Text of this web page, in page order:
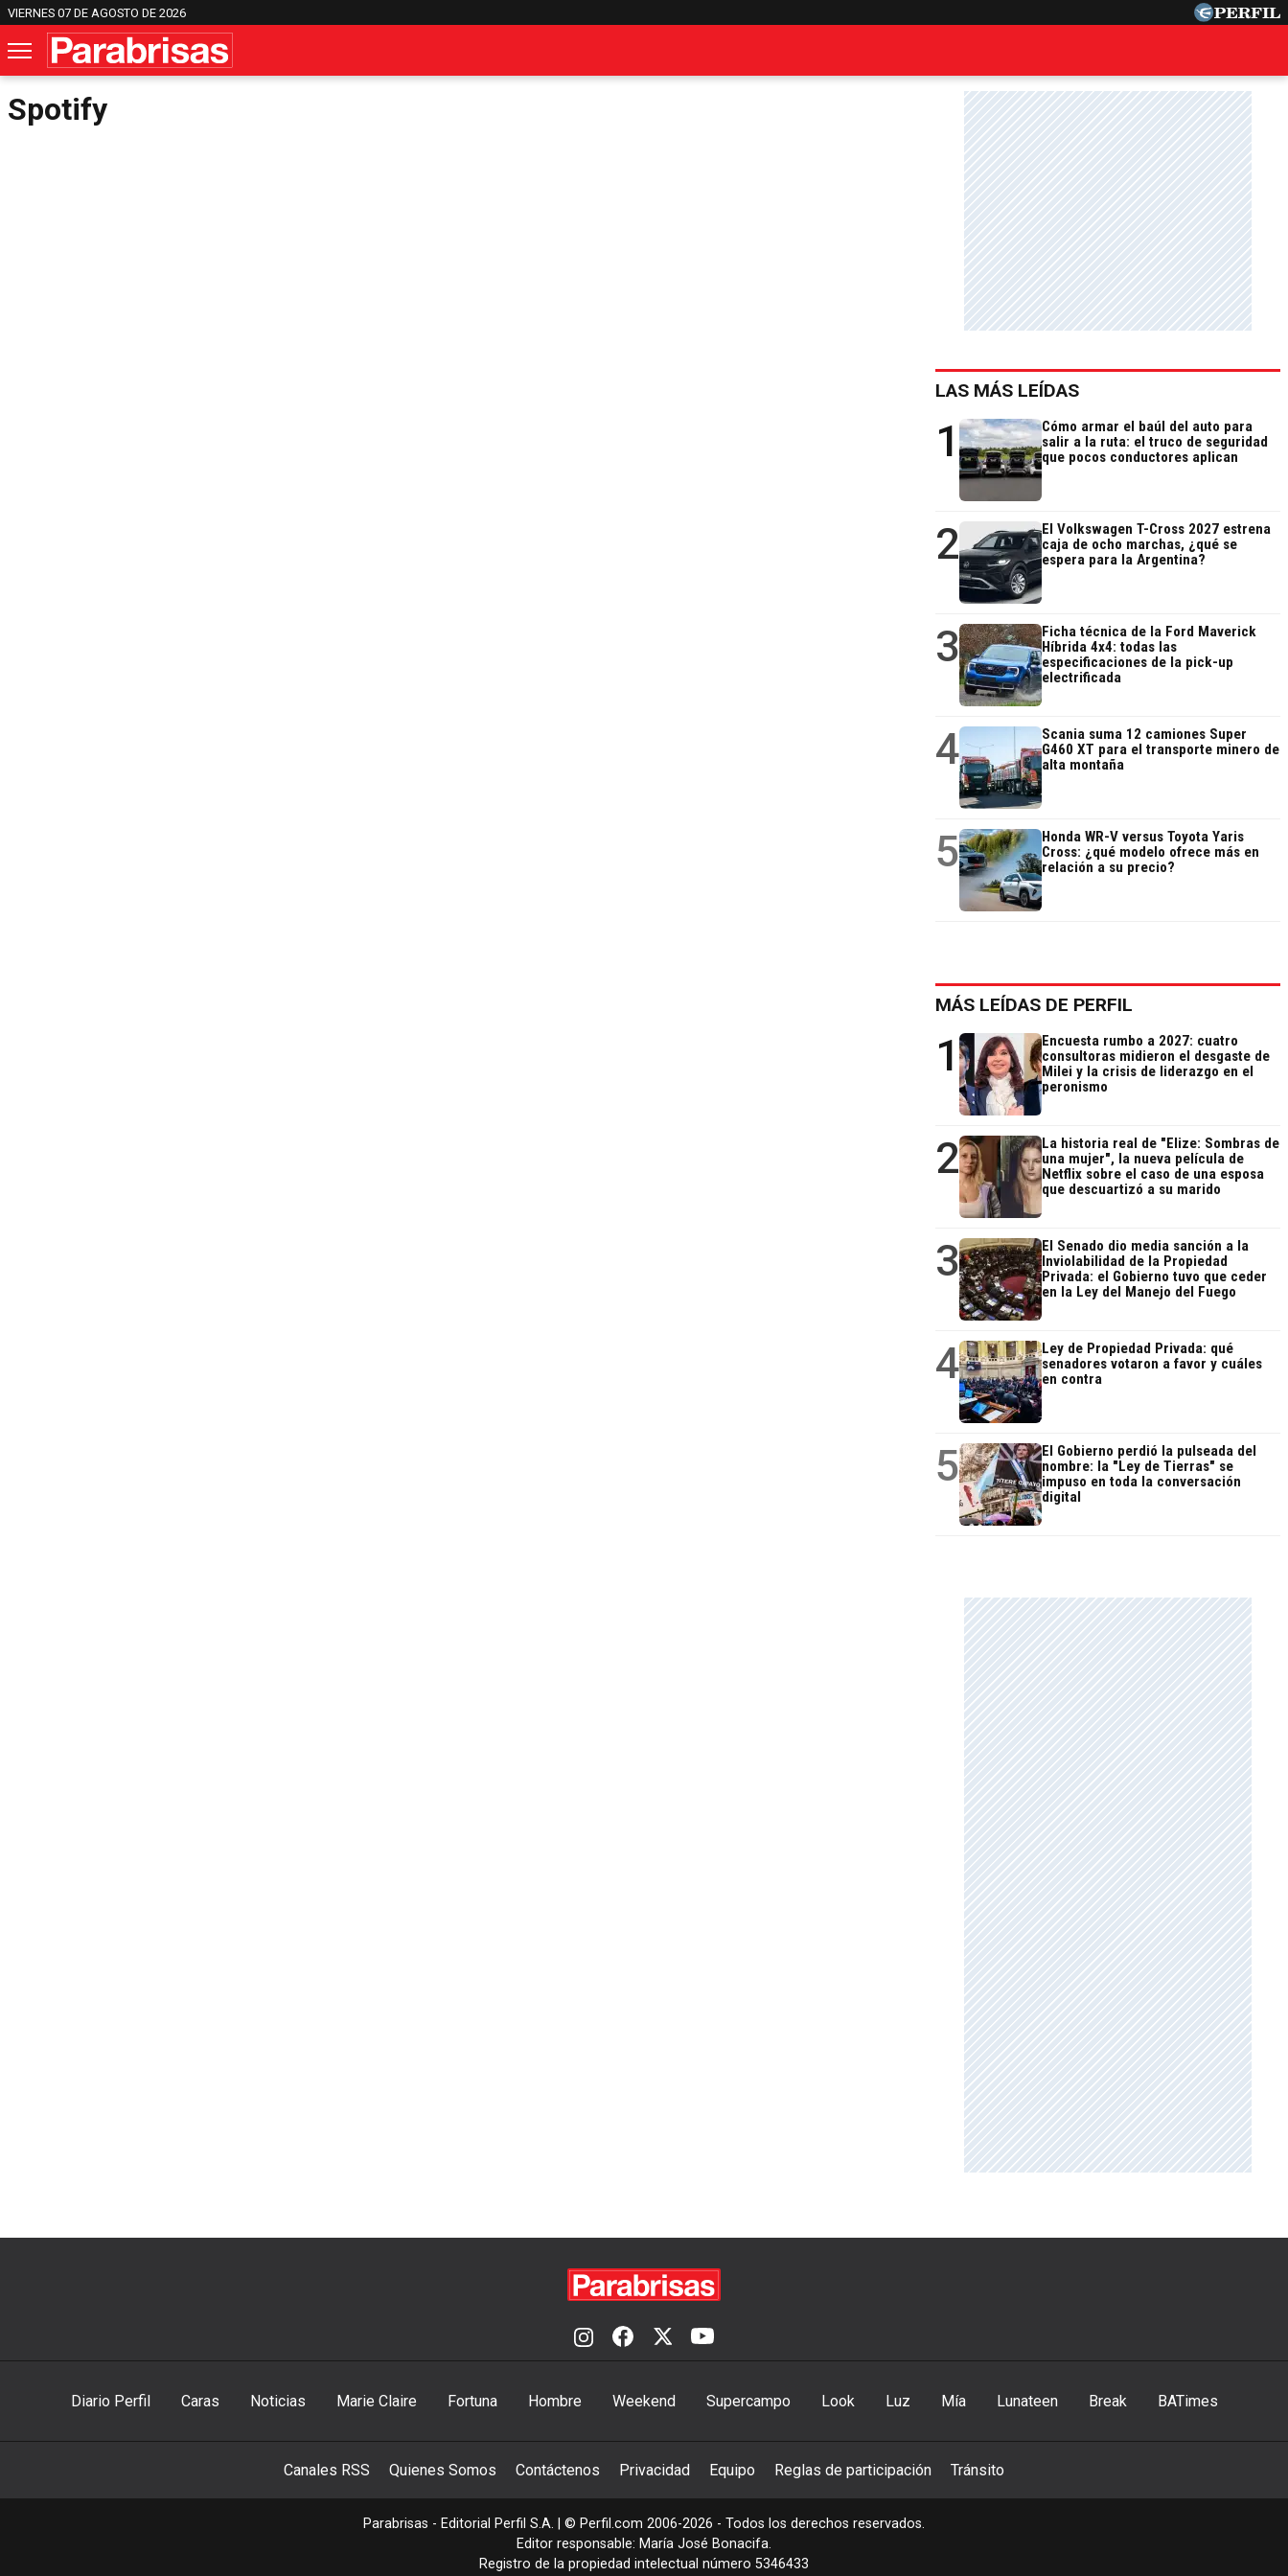
VIERNES 07 DE AGOSTO DE 2026
Spotify
LAS MÁS LEÍDAS
1
Cómo armar el baúl del auto para
salir a la ruta: el truco de seguridad
que pocos conductores aplican
2
El Volkswagen T-Cross 2027 estrena
caja de ocho marchas, ¿qué se
espera para la Argentina?
3
Ficha técnica de la Ford Maverick
Híbrida 4x4: todas las
especificaciones de la pick-up
electrificada
4
Scania suma 12 camiones Super
G460 XT para el transporte minero de
alta montaña
5
Honda WR-V versus Toyota Yaris
Cross: ¿qué modelo ofrece más en
relación a su precio?
MÁS LEÍDAS DE PERFIL
1
Encuesta rumbo a 2027: cuatro
consultoras midieron el desgaste de
Milei y la crisis de liderazgo en el
peronismo
2
La historia real de "Elize: Sombras de
una mujer", la nueva película de
Netflix sobre el caso de una esposa
que descuartizó a su marido
3
El Senado dio media sanción a la
Inviolabilidad de la Propiedad
Privada: el Gobierno tuvo que ceder
en la Ley del Manejo del Fuego
4
Ley de Propiedad Privada: qué
senadores votaron a favor y cuáles
en contra
5
El Gobierno perdió la pulseada del
nombre: la "Ley de Tierras" se
impuso en toda la conversación
digital
Diario Perfil Caras Noticias Marie Claire Fortuna Hombre Weekend Supercampo Look Luz Mía Lunateen Break BATimes
Canales RSS Quienes Somos Contáctenos Privacidad Equipo Reglas de participación Tránsito
Parabrisas - Editorial Perfil S.A. | © Perfil.com 2006-2026 - Todos los derechos reservados.
Editor responsable: María José Bonacifa.
Registro de la propiedad intelectual número 5346433